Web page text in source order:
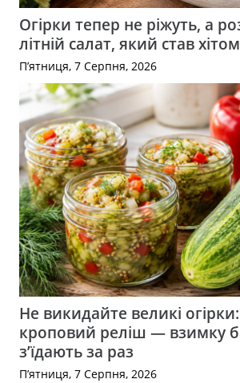
Огірки тепер не ріжуть, а
літній салат, який став
П’ятниця, 7 Серпня, 2026
Не викидайте великі
кроповий реліш — взимку
з’їдають за раз
П’ятниця, 7 Серпня, 2026